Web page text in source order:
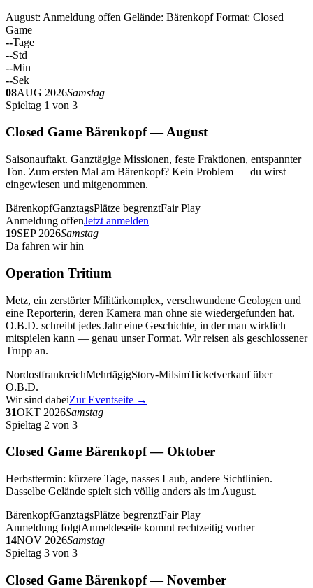
August: Anmeldung offen Gelände: Bärenkopf Format: Closed
Game
--Tage
--Std
--Min
--Sek
08AUG 2026Samstag
Spieltag 1 von 3
Closed Game Bärenkopf — August
Saisonauftakt. Ganztägige Missionen, feste Fraktionen, entspannter
Ton. Zum ersten Mal am Bärenkopf? Kein Problem — du wirst
eingewiesen und mitgenommen.
BärenkopfGanztagsPlätze begrenztFair Play
Anmeldung offenJetzt anmelden
19SEP 2026Samstag
Da fahren wir hin
Operation Tritium
Metz, ein zerstörter Militärkomplex, verschwundene Geologen und
eine Reporterin, deren Kamera man ohne sie wiedergefunden hat.
O.B.D. schreibt jedes Jahr eine Geschichte, in der man wirklich
mitspielen kann — genau unser Format. Wir reisen als geschlossener
Trupp an.
NordostfrankreichMehrtägigStory-MilsimTicketverkauf über
O.B.D.
Wir sind dabeiZur Eventseite →
31OKT 2026Samstag
Spieltag 2 von 3
Closed Game Bärenkopf — Oktober
Herbsttermin: kürzere Tage, nasses Laub, andere Sichtlinien.
Dasselbe Gelände spielt sich völlig anders als im August.
BärenkopfGanztagsPlätze begrenztFair Play
Anmeldung folgtAnmeldeseite kommt rechtzeitig vorher
14NOV 2026Samstag
Spieltag 3 von 3
Closed Game Bärenkopf — November